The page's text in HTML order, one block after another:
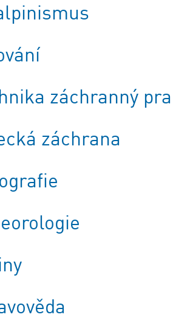
záchranný
záchrana